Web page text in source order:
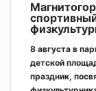
8 августа в
детской
праздник,